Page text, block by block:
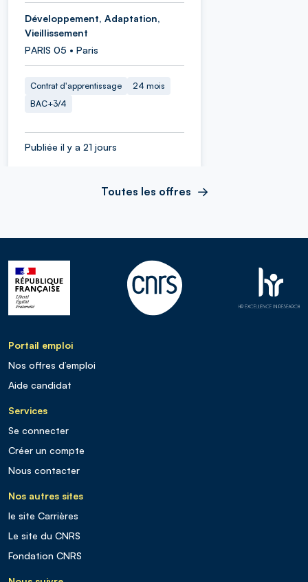
Développement, Adaptation,
Vieillissement
PARIS 05 • Paris
Contrat d'apprentissage
24 mois
BAC+3/4
Publiée il y a 21 jours
Toutes les offres
Portail emploi
Nos offres d’emploi
Aide candidat
Services
Se connecter
Créer un compte
Nous contacter
Nos autres sites
le site Carrières
Le site du CNRS
Fondation CNRS